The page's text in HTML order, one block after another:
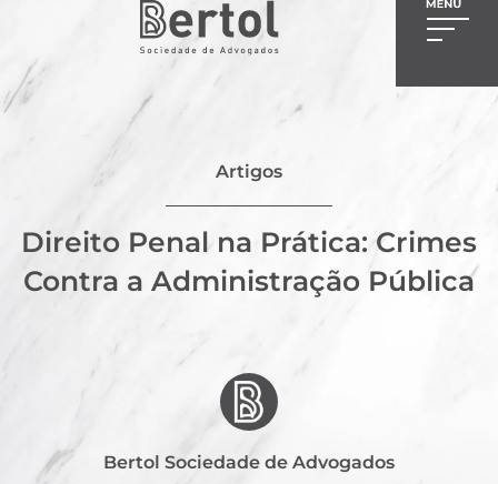
Artigos
Direito Penal na Prática: Crimes
Contra a Administração Pública
Bertol Sociedade de Advogados